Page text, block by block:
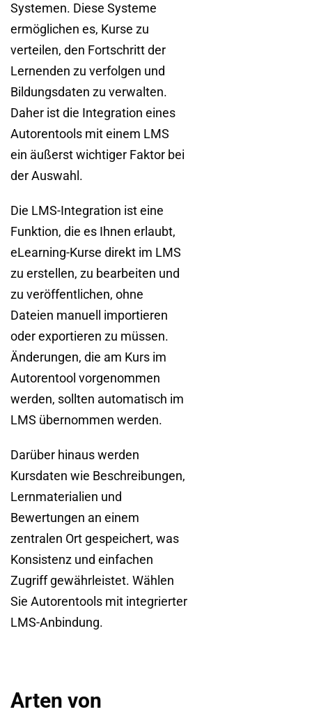
Systemen. Diese Systeme
ermöglichen es, Kurse zu
verteilen, den Fortschritt der
Lernenden zu verfolgen und
Bildungsdaten zu verwalten.
Daher ist die Integration eines
Autorentools mit einem LMS
ein äußerst wichtiger Faktor bei
der Auswahl.
Die LMS-Integration ist eine
Funktion, die es Ihnen erlaubt,
eLearning-Kurse direkt im LMS
zu erstellen, zu bearbeiten und
zu veröffentlichen, ohne
Dateien manuell importieren
oder exportieren zu müssen.
Änderungen, die am Kurs im
Autorentool vorgenommen
werden, sollten automatisch im
LMS übernommen werden.
Darüber hinaus werden
Kursdaten wie Beschreibungen,
Lernmaterialien und
Bewertungen an einem
zentralen Ort gespeichert, was
Konsistenz und einfachen
Zugriff gewährleistet. Wählen
Sie Autorentools mit integrierter
LMS-Anbindung.
Arten von